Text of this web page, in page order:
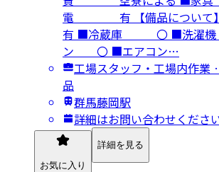
電 有 【備品につい
有 ■冷蔵庫 〇 ■洗濯
ン 〇 ■エアコン…
工場スタッフ・工場内作業
品
群馬藤岡駅
詳細はお問い合わせくださ
お気に入り
詳細を見る